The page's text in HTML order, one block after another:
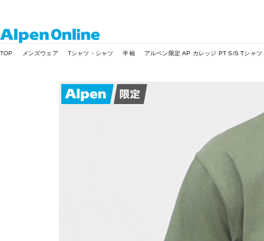
Online
TOP メンズウェア Tシャツ・シャツ 半袖 アルペン限定 AP カレッジ PT S/S Tシャツ